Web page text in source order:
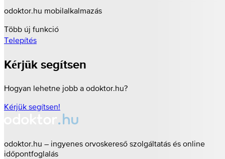
odoktor.hu mobilalkalmazás
Több új funkció
Telepítés
Kérjük segítsen
Hogyan lehetne jobb a odoktor.hu?
Kérjük segítsen!
odoktor.hu – ingyenes orvoskereső szolgáltatás és online
időpontfoglalás